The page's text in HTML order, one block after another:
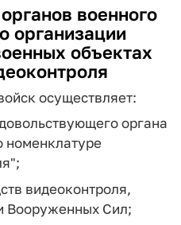
военного
организации
объектах
осуществляет:
органа
номенклатуре
видеоконтроля,
Вооруженных Сил;